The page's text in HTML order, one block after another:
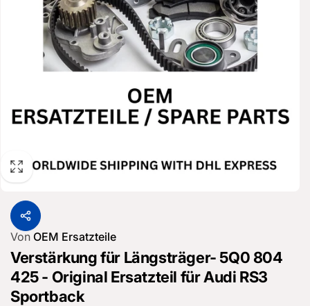
Von OEM Ersatzteile
Verstärkung für Längsträger- 5Q0 804
425 - Original Ersatzteil für Audi RS3
Sportback